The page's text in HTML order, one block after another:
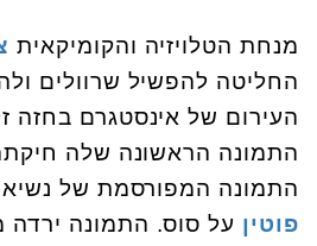
מנחת הטלויזיה והקומיקאית
החליטה להפשיל שרוולים
העירום של אינסטגרם בחזה
התמונה הראשונה שלה
התמונה המפורסמת של נשיא
פוטין על סוס. התמונה